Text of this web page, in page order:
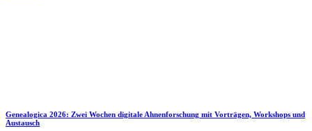
Genealogica 2026: Zwei Wochen digitale Ahnenforschung mit Vorträgen, Workshops und
Austausch